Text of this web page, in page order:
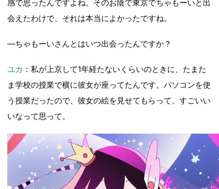
感で思ったんですよね。そのお陰で東京でちゃもーいと出
会えたわけで、それは本当によかったですね。
―ちゃもーいさんとはいつ出会ったんですか？
ユカ ：私が上京して1年経たないくらいのときに、たまた
ま学校の授業で横に彼女が座ってたんです。パソコンを使
う授業だったので、彼女の絵を見せてもらって、すごいい
いなって思って。